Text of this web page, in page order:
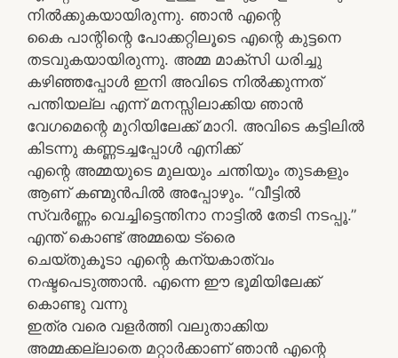
നില്‍ക്കുകയായിരുന്നു. ഞാന്‍ എന്റെ
കൈ പാന്റിന്റെ പോക്കറ്റിലൂടെ എന്റെ കുട്ടനെ
തടവുകയായിരുന്നു. അമ്മ മാക്സി ധരിച്ചു
കഴിഞ്ഞപ്പോള്‍ ഇനി അവിടെ നില്‍ക്കുന്നത്
പന്തിയല്ല എന്ന് മനസ്സിലാക്കിയ ഞാന്‍
വേഗമെന്റെ മുറിയിലേക്ക് മാറി. അവിടെ കട്ടിലില്‍
കിടന്നു കണ്ണടച്ചപ്പോള്‍ എനിക്ക്
എന്റെ അമ്മയുടെ മുലയും ചന്തിയും തുടകളും
ആണ് കണ്മുന്‍പില്‍ അപ്പോഴും. “വീട്ടില്‍
സ്വര്‍ണ്ണം വെച്ചിട്ടെന്തിനാ നാട്ടില്‍ തേടി നടപ്പൂ.”
എന്ത് കൊണ്ട് അമ്മയെ ട്രൈ
ചെയ്തുകൂടാ എന്റെ കന്യകാത്വം
നഷ്ടപെടുത്താന്‍. എന്നെ ഈ ഭൂമിയിലേക്ക്
കൊണ്ടു വന്നു
ഇത്ര വരെ വളര്‍ത്തി വലുതാക്കിയ
അമ്മക്കല്ലാതെ മറ്റാര്‍ക്കാണ് ഞാന്‍ എന്റെ